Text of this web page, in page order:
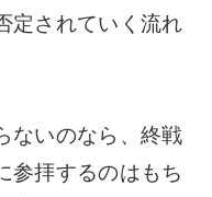
定されていく流れ
ないのなら、終戦
参拝するのはもち